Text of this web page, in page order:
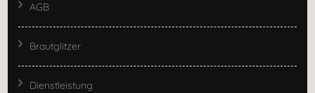
AGB
Brautglitzer
Dienstleistung